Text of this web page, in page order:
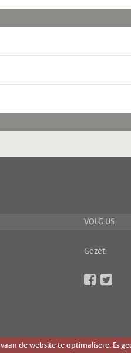
VOLG US
Gezèt
de website te optimalisere. Es